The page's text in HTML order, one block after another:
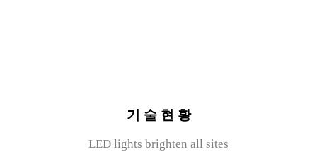
기 술 현 황
LED lights brighten all sites